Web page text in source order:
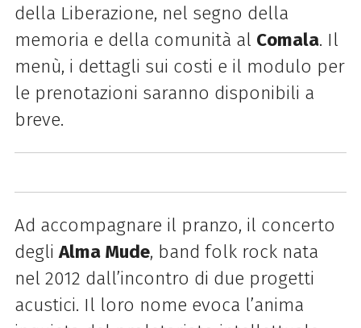
della Liberazione, nel segno della
memoria e della comunità al Comala. Il
menù, i dettagli sui costi e il modulo per
le prenotazioni saranno disponibili a
breve.
Ad accompagnare il pranzo, il concerto
degliAlma Mude, band folk rock nata
nel 2012 dall’incontro di due progetti
acustici. Il loro nome evoca l’anima